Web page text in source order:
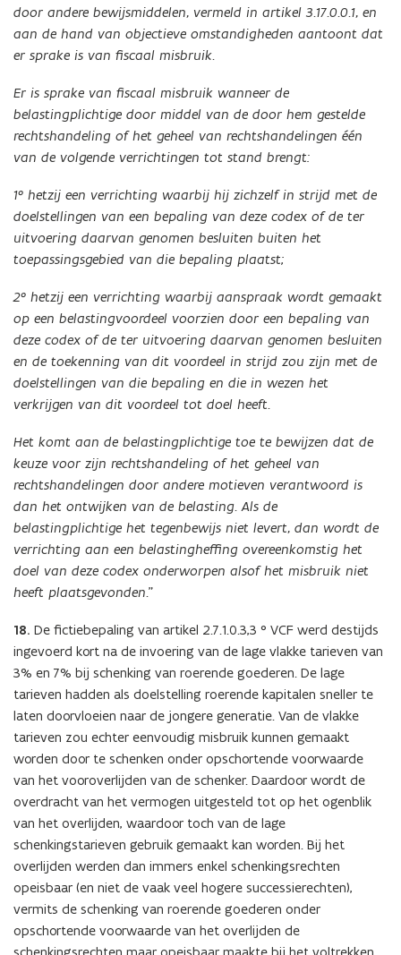
door andere bewijsmiddelen, vermeld in artikel 3.17.0.0.1, en
aan de hand van objectieve omstandigheden aantoont dat
er sprake is van fiscaal misbruik.
Er is sprake van fiscaal misbruik wanneer de
belastingplichtige door middel van de door hem gestelde
rechtshandeling of het geheel van rechtshandelingen één
van de volgende verrichtingen tot stand brengt:
1° hetzij een verrichting waarbij hij zichzelf in strijd met de
doelstellingen van een bepaling van deze codex of de ter
uitvoering daarvan genomen besluiten buiten het
toepassingsgebied van die bepaling plaatst;
2° hetzij een verrichting waarbij aanspraak wordt gemaakt
op een belastingvoordeel voorzien door een bepaling van
deze codex of de ter uitvoering daarvan genomen besluiten
en de toekenning van dit voordeel in strijd zou zijn met de
doelstellingen van die bepaling en die in wezen het
verkrijgen van dit voordeel tot doel heeft.
Het komt aan de belastingplichtige toe te bewijzen dat de
keuze voor zijn rechtshandeling of het geheel van
rechtshandelingen door andere motieven verantwoord is
dan het ontwijken van de belasting. Als de
belastingplichtige het tegenbewijs niet levert, dan wordt de
verrichting aan een belastingheffing overeenkomstig het
doel van deze codex onderworpen alsof het misbruik niet
heeft plaatsgevonden.”
18. De fictiebepaling van artikel 2.7.1.0.3,3 ° VCF werd destijds
ingevoerd kort na de invoering van de lage vlakke tarieven van
3% en 7% bij schenking van roerende goederen. De lage
tarieven hadden als doelstelling roerende kapitalen sneller te
laten doorvloeien naar de jongere generatie. Van de vlakke
tarieven zou echter eenvoudig misbruik kunnen gemaakt
worden door te schenken onder opschortende voorwaarde
van het vooroverlijden van de schenker. Daardoor wordt de
overdracht van het vermogen uitgesteld tot op het ogenblik
van het overlijden, waardoor toch van de lage
schenkingstarieven gebruik gemaakt kan worden. Bij het
overlijden werden dan immers enkel schenkingsrechten
opeisbaar (en niet de vaak veel hogere successierechten),
vermits de schenking van roerende goederen onder
opschortende voorwaarde van het overlijden de